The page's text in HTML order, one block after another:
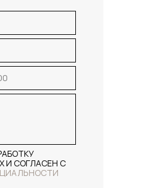
И СОГЛАСЕН С